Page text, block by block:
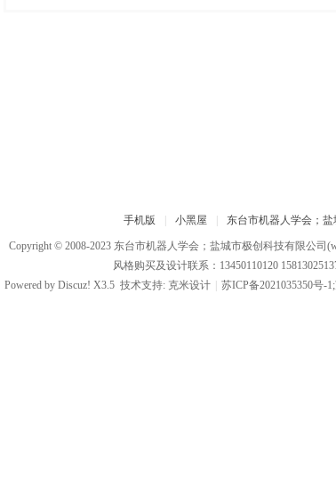
手机版 小黑屋 东台市机器人学会；
Copyright © 2008-2023 东台市机器人学会；盐城市极创科技有限公司
风格购买及设计联系：13450110120
Powered by Discuz! X3.5 技术支持: 克米设计 苏ICP备2021035350号-